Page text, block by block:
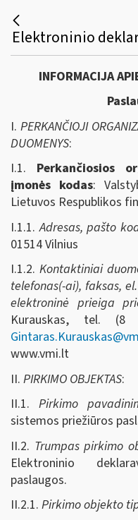
INFORMACIJA
I. PERKANČIOJI
DUOMENYS:
I.1. Perkančiosios
įmonės kodas:
Lietuvos Respublikos
I.1.1.Adresas, pašto
01514 Vilnius
I.1.2. Kontaktiniai
telefonas(-ai), faksas,
elektroninė prieiga
Kurauskas, tel.
www.vmi.lt
II. PIRKIMO OBJEKTAS:
II.1. Pirkimo
sistemos priežiūros
II.2. Trumpas pirkimo
Elektroninio
paslaugos.
II.2.1. Pirkimo objekto